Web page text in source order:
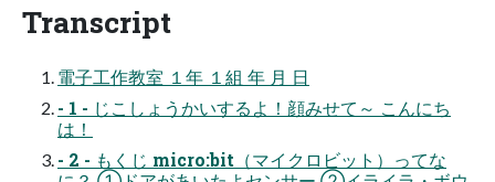
Transcript
電子工作教室 １年 １組 年 月 日
- 1 - じこしょうかいするよ！顔みせて～ こんにち
は！
- 2 - もくじ micro:bit（マイクロビット）ってな